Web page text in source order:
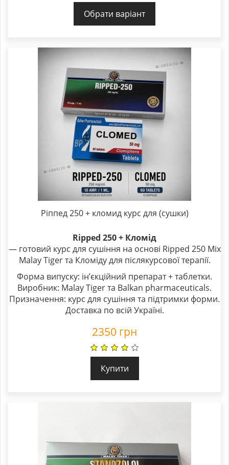
Обрати варіант
Ріппед 250 + кломид курс для (сушки)
Ripped 250 + Кломід
— готовий курс для сушіння на основі Ripped 250 Mix
Malay Tiger та Кломіду для післякурсової терапії.
Форма випуску: ін’єкційний препарат + таблетки.
Виробник: Malay Tiger та Balkan pharmaceuticals.
Призначення: курс для сушіння та підтримки форми.
Доставка по всій Україні.
2350 грн
Купити